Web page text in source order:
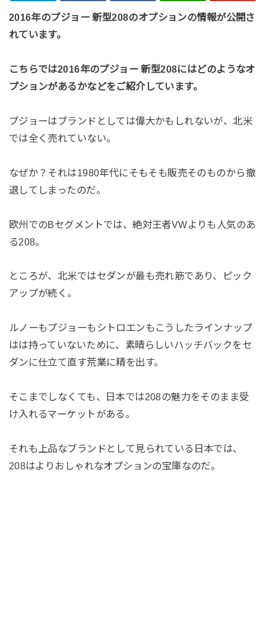
2016年のプジョー 新型208のオプションの情報が公開さ
れています。
こちらでは2016年のプジョー 新型208にはどのようなオ
プションがあるかなどをご紹介しています。
プジョーはブランドとしては偉大かもしれないが、北米
では全く売れていない。
なぜか？それは1980年代にそもそも販売そのものから撤
退してしまったのだ。
欧州でのBセグメントでは、絶対王者VWよりも人気のあ
る208。
ところが、北米ではセダンが最も売れ筋であり、ピック
アップが続く。
ルノーもプジョーもシトロエンもこうしたラインナップ
はは持っていないために、素晴らしいハッチバックをセ
ダンに仕立て直す荒業に精を出す。
そこまでしなくても、日本では208の魅力をそのまま受
け入れるマーケットがある。
それも上品なブランドとして見られている日本では、
208はよりおしゃれなオプションの宝庫なのだ。